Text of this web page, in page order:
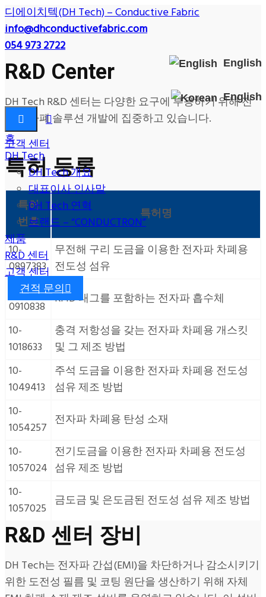
디에이치텍(DH Tech) – Conductive Fabric
info@dhconductivefabric.com
054 973 2722
English
English
홈
DH Tech
DH Tech 개요
대표이사 인사말
DH Tech 연혁
브랜드 – “CONDUCTRON”
제품
R&D 센터
고객 센터
견적 문의
R&D Center
DH Tech R&D 센터는 다양한 요구에 부응하기 위해 전
자파 차폐 솔루션 개발에 집중하고 있습니다.
고객 센터
특허 등록
특허
번호
특허명
10-
0897383
무전해 구리 도금을 이용한 전자파 차폐용
전도성 섬유
10-
0910838 RFID 태그를 포함하는 전자파 흡수체
10-
1018633
충격 저항성을 갖는 전자파 차폐용 개스킷
및 그 제조 방법
10-
1049413
주석 도금을 이용한 전자파 차폐용 전도성
섬유 제조 방법
10-
1054257 전자파 차폐용 탄성 소재
10-
1057024
전기도금을 이용한 전자파 차폐용 전도성
섬유 제조 방법
10-
1057025 금도금 및 은도금된 전도성 섬유 제조 방법
R&D 센터 장비
DH Tech는 전자파 간섭(EMI)을 차단하거나 감소시키기
위한 도전성 필름 및 코팅 원단을 생산하기 위해 자체